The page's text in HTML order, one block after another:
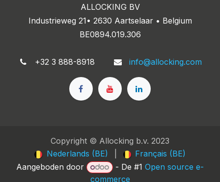
ALLOCKING BV
Industrieweg 21• 2630 Aartselaar • Belgium
BE0894.019.306
+32 3 888-8918 info@allocking.com
Copyright © Allocking b.v. 2023
Nederlands (BE)
Français (BE)
Aangeboden door
- De #1Open source e-
commerce